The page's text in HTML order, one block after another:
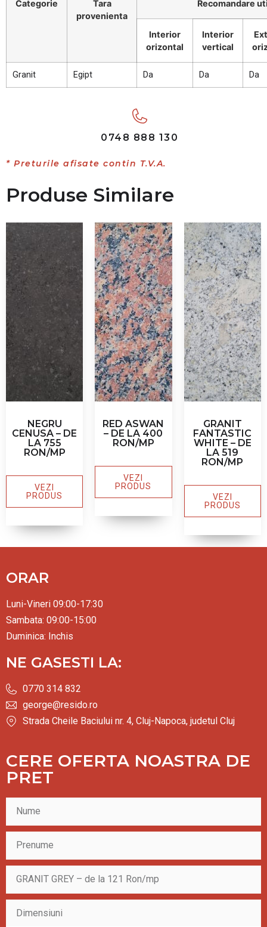
Categorie
Tara
provenienta
Recomandare
Interior
orizontal
Interior
vertical
Granit Egipt Da Da Da
0748 888 130
* Preturile afisate contin T.V.A.
Produse Similare
NEGRU
CENUSA – DE
LA 755
RON/MP
VEZI
PRODUS
RED ASWAN
– DE LA 400
RON/MP
VEZI
PRODUS
GRANIT
FANTASTIC
WHITE – DE
LA 519
RON/MP
VEZI
PRODUS
ORAR
Luni-Vineri 09:00-17:30
Sambata: 09:00-15:00
Duminica: Inchis
NE GASESTI LA:
0770 314 832
george@resido.ro
Strada Cheile Baciului nr. 4, Cluj-Napoca, judetul Cluj
CERE OFERTA NOASTRA DE
PRET